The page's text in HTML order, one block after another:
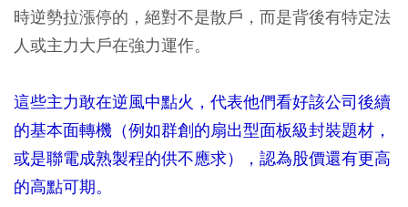
時逆勢拉漲停的，絕對不是散戶，而是背後有特定法
人或主力大戶在強力運作。
這些主力敢在逆風中點火，代表他們看好該公司後續
的基本面轉機（例如群創的扇出型面板級封裝題材，
或是聯電成熟製程的供不應求），認為股價還有更高
的高點可期。